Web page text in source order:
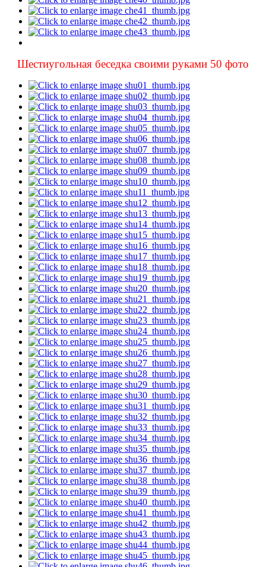
Шестиугольная беседка своими руками 50 фото